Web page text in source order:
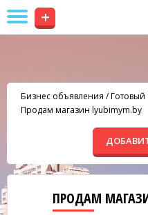
+
Бизнес объявления /Готовый
Продам магазин lyubimym.by
ПРОДАМ